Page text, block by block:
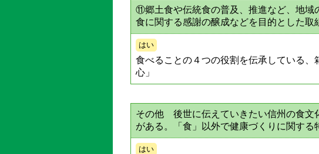
⑪郷土食や伝統食の普及、推進など、地域
食に関する感謝の醸成などを目的とした取
はい
食べることの４つの役割を伝承している、
心」
その他 後世に伝えていきたい信州の食文
がある。「食」以外で健康づくりに関する
はい